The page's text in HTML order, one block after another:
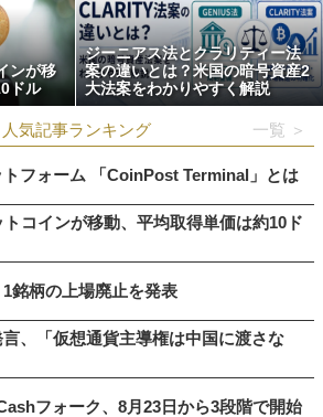
ンが移
ドル
ジーニアス法とクラリティー法
案の違いとは？米国の暗号資産2
大法案をわかりやすく解説
人気記事ランキング 一覧 ＞
フォーム 「CoinPost Terminal」とは
コインが移動、平均取得単価は約10ド
銘柄の上場廃止を発表
言、「仮想通貨主導権は中国に渡さな
フォーク、8月23日から3段階で開始